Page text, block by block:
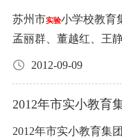
皮 斤 850 豆腐 大板 160 油面筋 斤 150 素鸡 斤 500 百叶 斤
500 香干 斤 400 合计 说明： 1、本次投标中标价精确到角
（0.1元）。 2、食品招标具体要求见说明书，请各投标人
详细了解。 3、本表复印无效，未盖学校公章无效。 投标
人单位（盖章）： 投标人（签名）： 身份证号码： 投标时
学校绩效工资实施细
执行： 病假1天扣发当月岗位津贴的4％，1500元生活补贴
位津贴按50％计发，
额发放。产前病假和
活补贴全额发放。年
（王燕） 本部 2 张丹枫 语文 叶秋皎 本部 3 徐翁 数学 宗菁
本部 4 金雷 数学 朱建霞 本部 5 王晓清 数学 沈祎 本部 6 冯
勤 英语 赵倩 本部 7 赵海燕 英语 朱瑾 本部 8 章陈斌 科学
张慧 本部 9 张小妮 美术 金文曦 本部 10 刘鑫 体育 袁苏红
岗、积极进取，教育
高的教育水平，又有
中取得显著成绩的青
亚等19位教师授予苏
届“教坛新秀”的称号。 希荣获“教坛新秀”称号的青年
苏州市实验小学校教育集团 苏实小集团党委
孟丽群、董越红、王
任免的决定：
2012-09-09
2012年市实小教育
2012年市实小教育集团干部任前